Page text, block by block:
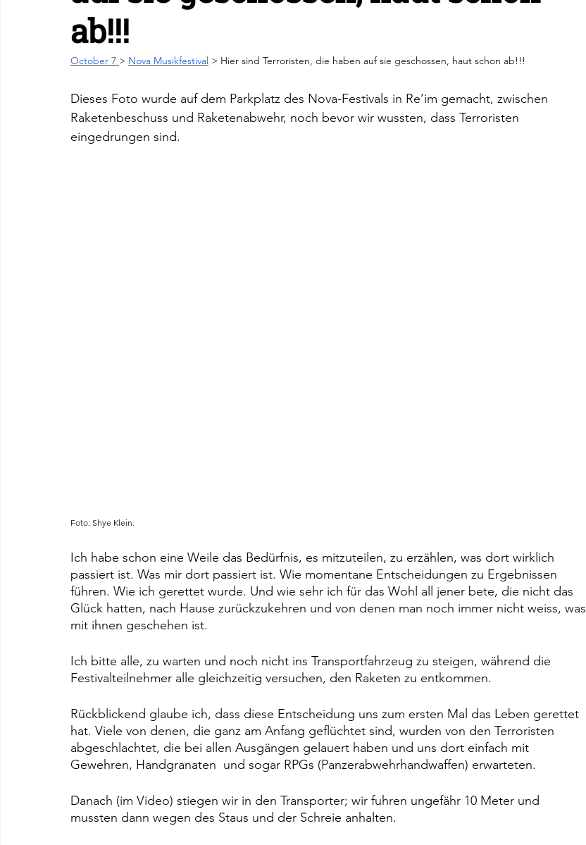
ab!!!
October 7 > Nova Musikfestival > Hier sind Terroristen, die haben auf sie geschossen, haut schon ab!!!
Dieses Foto wurde auf dem Parkplatz des Nova-Festivals in Re’im gemacht, zwischen
Raketenbeschuss und Raketenabwehr, noch bevor wir wussten, dass Terroristen
eingedrungen sind.
Foto: Shye Klein.
Ich habe schon eine Weile das Bedürfnis, es mitzuteilen, zu erzählen, was dort wirklich
passiert ist. Was mir dort passiert ist. Wie momentane Entscheidungen zu Ergebnissen
führen. Wie ich gerettet wurde. Und wie sehr ich für das Wohl all jener bete, die nicht das
Glück hatten, nach Hause zurückzukehren und von denen man noch immer nicht weiss, was
mit ihnen geschehen ist.
Ich bitte alle, zu warten und noch nicht ins Transportfahrzeug zu steigen, während die
Festivalteilnehmer alle gleichzeitig versuchen, den Raketen zu entkommen.
Rückblickend glaube ich, dass diese Entscheidung uns zum ersten Mal das Leben gerettet
hat. Viele von denen, die ganz am Anfang geflüchtet sind, wurden von den Terroristen
abgeschlachtet, die bei allen Ausgängen gelauert haben und uns dort einfach mit
Gewehren, Handgranaten  und sogar RPGs (Panzerabwehrhandwaffen) erwarteten.
Danach (im Video) stiegen wir in den Transporter; wir fuhren ungefähr 10 Meter und
mussten dann wegen des Staus und der Schreie anhalten.